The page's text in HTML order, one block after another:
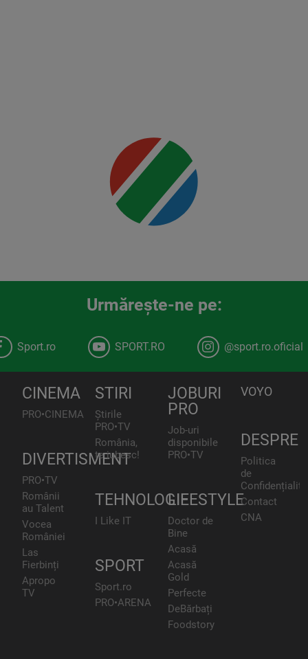
Urmăreşte-ne pe:
Sport.ro SPORT.RO @sport.ro.oficial
CINEMA
PRO•CINEMA
DIVERTISMENT
PRO•TV
Românii
au Talent
Vocea
României
Las
Fierbinți
Apropo
TV
STIRI
Știrile
PRO•TV
România,
te iubesc!
TEHNOLOGIE
I Like IT
SPORT
Sport.ro
PRO•ARENA
JOBURI
PRO
Job-uri
disponibile
PRO•TV
LIFESTYLE
Doctor de
Bine
Acasă
Acasă
Gold
Perfecte
DeBărbați
Foodstory
VOYO
DESPRE
Politica
de
Contact
CNA